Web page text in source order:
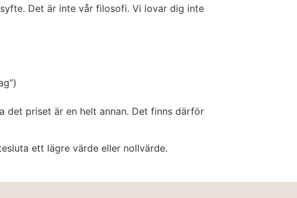
Det är inte vår filosofi. Vi lovar dig inte
det priset är en helt annan. Det finns därför
ett lägre värde eller nollvärde.